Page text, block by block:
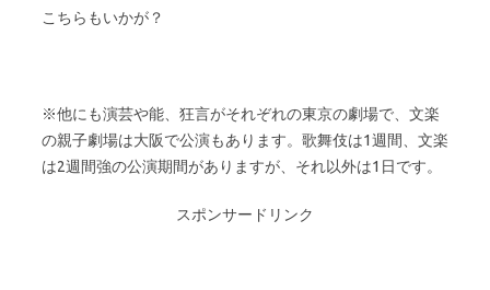
こちらもいかが？
※他にも演芸や能、狂言がそれぞれの東京の劇場で、文楽
の親子劇場は大阪で公演もあります。歌舞伎は1週間、文楽
は2週間強の公演期間がありますが、それ以外は1日です。
スポンサードリンク